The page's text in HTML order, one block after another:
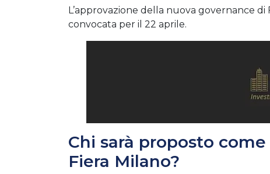
L’approvazione della nuova governance di
convocata per il 22 aprile.
Chi sarà proposto
Fiera Milano?